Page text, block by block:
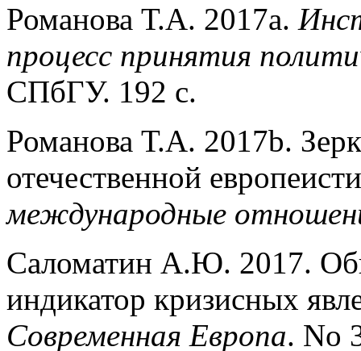
Романова Т.А. 2017a.
процесс принятия
СПбГУ. 192 с.
Романова Т.А. 2017b.
отечественной
международные
Саломатин А.Ю. 2017.
индикатор кризисных
Современная Европа. No